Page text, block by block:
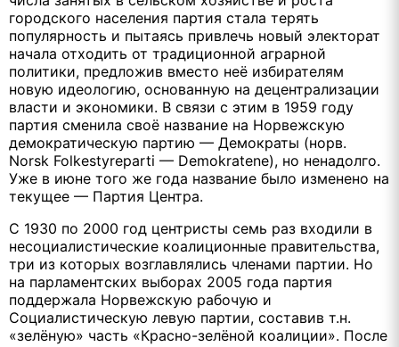
городского населения партия стала терять
популярность и пытаясь привлечь новый электорат
начала отходить от традиционной аграрной
политики, предложив вместо неё избирателям
новую идеологию, основанную на децентрализации
власти и экономики. В связи с этим в 1959 году
партия сменила своё название на Норвежскую
демократическую партию — Демократы (норв.
Norsk Folkestyreparti — Demokratene), но ненадолго.
Уже в июне того же года название было изменено на
текущее — Партия Центра.
С 1930 по 2000 год центристы семь раз входили в
несоциалистические коалиционные правительства,
три из которых возглавлялись членами партии. Но
на парламентских выборах 2005 года партия
поддержала Норвежскую рабочую и
Социалистическую левую партии, составив т.н.
«зелёную» часть «Красно-зелёной коалиции». После